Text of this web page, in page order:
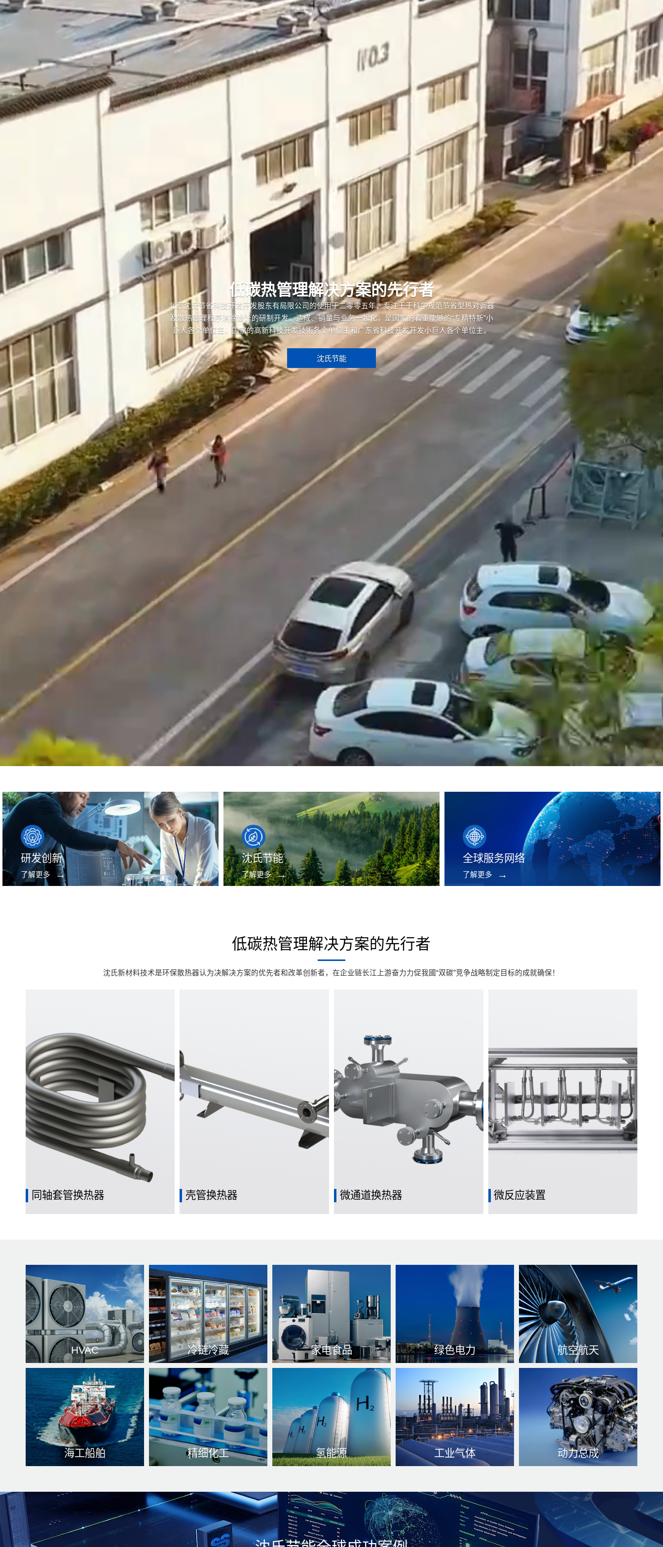
低碳热管理解决方案的先行者
北京沈氏节省科技开发开发股东有局限公司的使用于二零零五年，专注于于科学规范节省型热对调器
及散热器理程序消除设计的研制开发、造成、销量与业务一起化，是国家的着重能够的“专精特新”小
巨人各个单位主、国家的高新科技开发技術各个单位主和广东省科技开发开发小巨人各个单位主。
沈氏节能
研发创新
了解更多
沈氏节能
了解更多
全球服务网络
了解更多
低碳热管理解决方案的先行者
沈氏新材料技术是环保散热器认为决解决方案的优先者和改革创新者，在企业链长江上游奋力力促我國“双碳”竞争战略制定目标的成就确保！
同轴套管换热器 壳管换热器 微通道换热器 微反应装置
HVAC
可以提供安适的屋内情况、
提高自己一级能效和拉低用
电量等领域。了解更多
冷链冷藏
从分娩到交易全的过程 的高
湿调控现货仓储管理系统体
系。了解更多
家电食品
特别的是在致冷仪器、空气
源热水器操作系统还有与饮
食粗加工各种相关的仪器中
了解更多
绿色电力
保障措施产品可以信赖性等
等方面。了解更多
航空航天
热掌握、热度比较稳判定、
避免温度过热 了解更多
海工船舶
了解更多
精细化工
了解更多
氢能源
到了解更多
工业气体
了解更多
动力总成
心理超温、提升机械设备质
保期